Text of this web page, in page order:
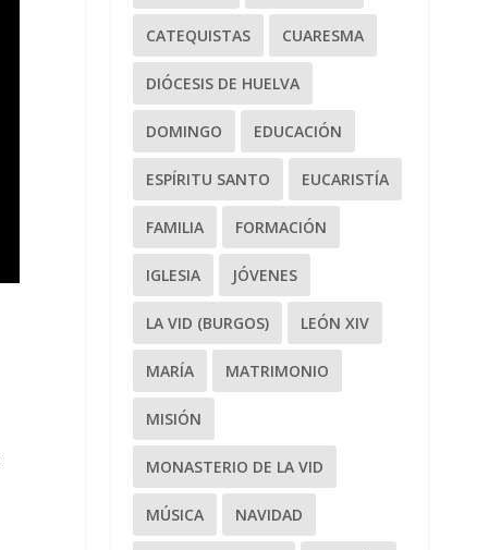
CATEQUISTAS CUARESMA
DIÓCESIS DE HUELVA
DOMINGO EDUCACIÓN
ESPÍRITU SANTO EUCARISTÍA
FAMILIA FORMACIÓN
IGLESIA JÓVENES
LA VID (BURGOS) LEÓN XIV
MARÍA MATRIMONIO
MISIÓN
MONASTERIO DE LA VID
MÚSICA NAVIDAD